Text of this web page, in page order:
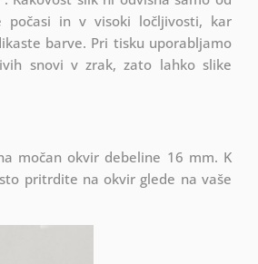
počasi in v visoki ločljivosti, kar
barve. Pri tisku uporabljamo
snovi v zrak, zato lahko slike
močan okvir debeline 16 mm. K
pritrdite na okvir glede na vaše